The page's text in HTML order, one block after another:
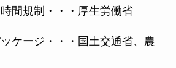
間規制・・・厚生労働省
ケージ・・・国土交通省、農